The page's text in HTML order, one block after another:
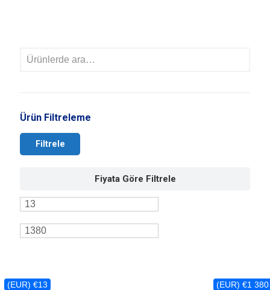
Ürün Filtreleme
Filtrele
Fiyata Göre Filtrele
(EUR) €13 (EUR) €1 380